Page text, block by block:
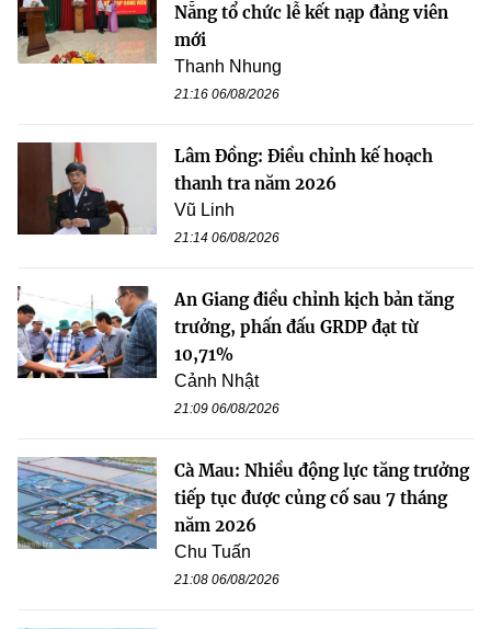
Nẵng tổ chức lễ kết nạp đảng viên
mới
Thanh Nhung
21:16 06/08/2026
Lâm Đồng: Điều chỉnh kế hoạch
thanh tra năm 2026
Vũ Linh
21:14 06/08/2026
An Giang điều chỉnh kịch bản tăng
trưởng, phấn đấu GRDP đạt từ
10,71%
Cảnh Nhật
21:09 06/08/2026
Cà Mau: Nhiều động lực tăng trưởng
tiếp tục được củng cố sau 7 tháng
năm 2026
Chu Tuấn
21:08 06/08/2026